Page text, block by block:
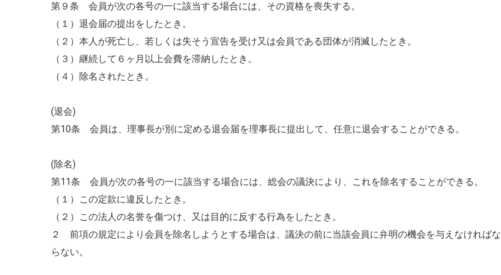
第９条 会員が次の各号の一に該当する場合には、その資格を喪失する。
（１）退会届の提出をしたとき。
（２）本人が死亡し、若しくは失そう宣告を受け又は会員である団体が消滅したとき。
（３）継続して６ヶ月以上会費を滞納したとき。
（４）除名されたとき。
(退会)
第10条 会員は、理事長が別に定める退会届を理事長に提出して、任意に退会することができる。
(除名)
第11条 会員が次の各号の一に該当する場合には、総会の議決により、これを除名することができる。
（１）この定款に違反したとき。
（２）この法人の名誉を傷つけ、又は目的に反する行為をしたとき。
２ 前項の規定により会員を除名しようとする場合は、議決の前に当該会員に弁明の機会を与えなければな
らない。